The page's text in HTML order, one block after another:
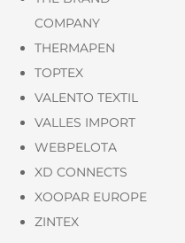
COMPANY
THERMAPEN
TOPTEX
VALENTO TEXTIL
VALLES IMPORT
WEBPELOTA
XD CONNECTS
XOOPAR EUROPE
ZINTEX